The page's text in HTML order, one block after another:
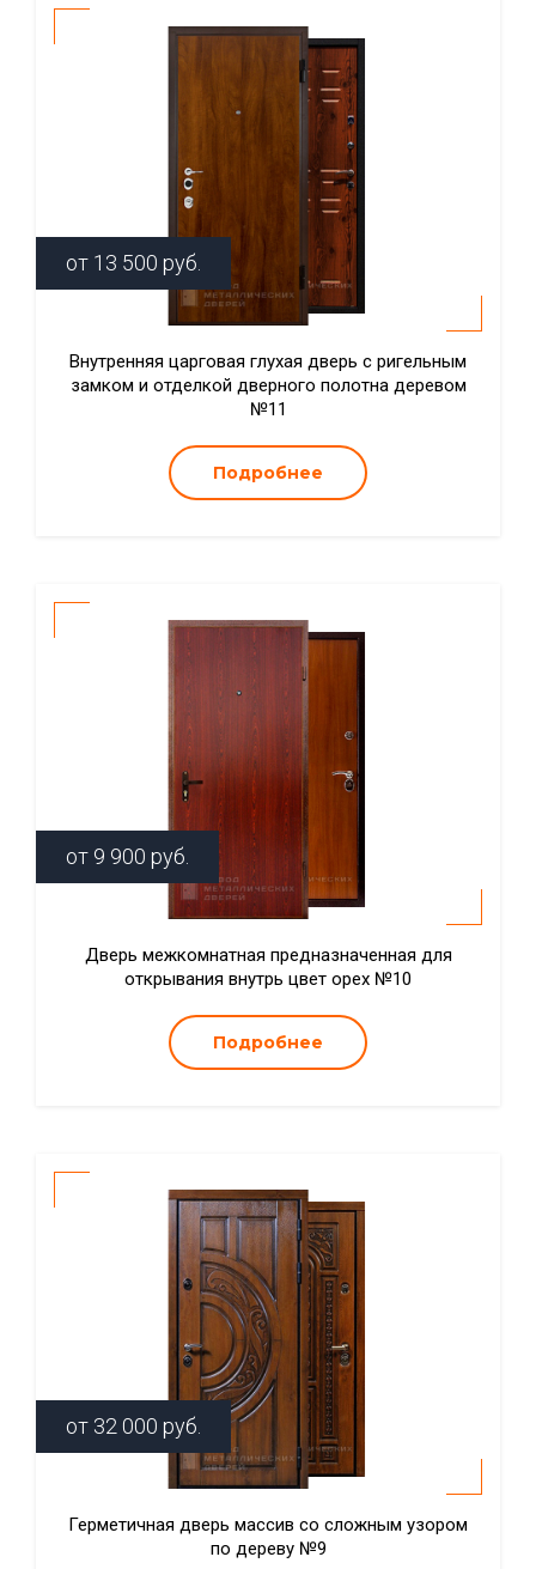
от 13 500 руб.
Внутренняя царговая глухая дверь с ригельным
замком и отделкой дверного полотна деревом
№11
Подробнее
от 9 900 руб.
Дверь межкомнатная предназначенная для
открывания внутрь цвет орех №10
Подробнее
от 32 000 руб.
Герметичная дверь массив со сложным узором
по дереву №9